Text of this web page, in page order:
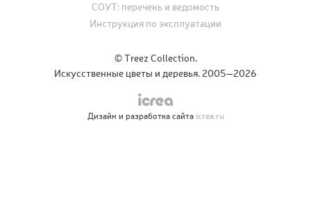
© Treez Collection.
Искусственные цветы и деревья. 2005—2026
СОУТ: перечень и ведомость
Инструкция по эксплуатации
Дизайн и разработка сайтаicrea.ru